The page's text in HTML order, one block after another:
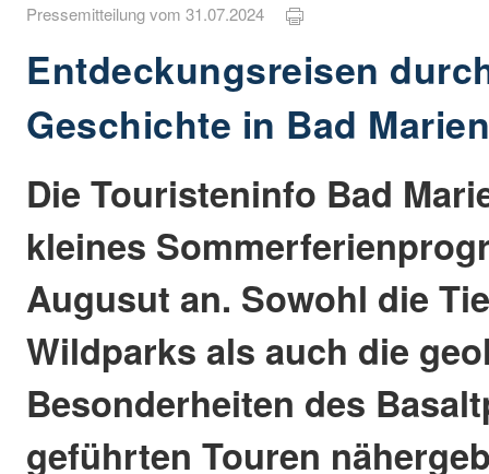
Pressemitteilung vom 31.07.2024
Entdeckungsreisen
Geschichte in Bad
Die Touristeninfo Bad
kleines
Augusut an. Sowohl die
Wildparks als auch die
Besonderheiten des
geführten Touren